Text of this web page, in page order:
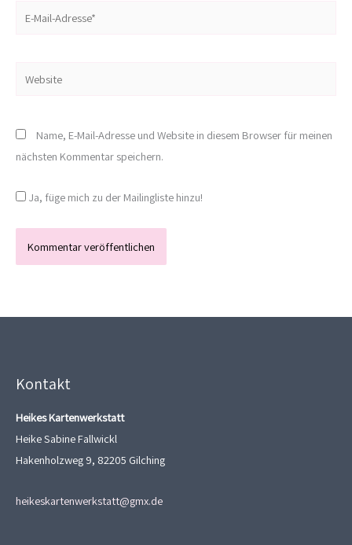
Website
Name, E-Mail-Adresse und Website in diesem Browser für meinen
nächsten Kommentar speichern.
Ja, füge mich zu der Mailingliste hinzu!
Kontakt
Heikes Kartenwerkstatt
Heike Sabine Fallwickl
Hakenholzweg 9, 82205 Gilching
heikeskartenwerkstatt@gmx.de